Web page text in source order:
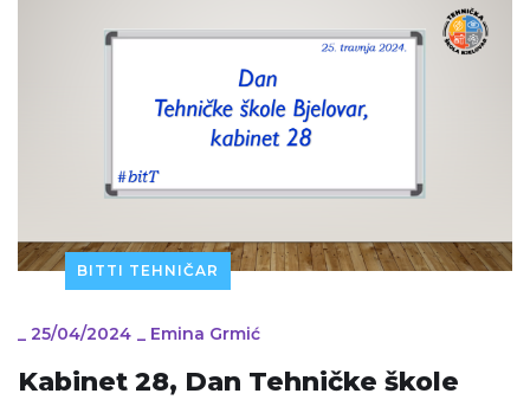
BITTI TEHNIČAR
_ 25/04/2024 _ Emina Grmić
Kabinet 28, Dan Tehničke škole